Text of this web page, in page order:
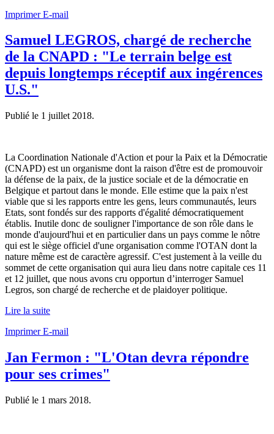
ImprimerE-mail
Samuel LEGROS, chargé de recherche
de la CNAPD : "Le terrain belge est
depuis longtemps réceptif aux ingérences
U.S."
Publié le 1 juillet 2018.
La Coordination Nationale d'Action et pour la Paix et la Démocratie
(CNAPD) est un organisme dont la raison d'être est de promouvoir
la défense de la paix, de la justice sociale et de la démocratie en
Belgique et partout dans le monde. Elle estime que la paix n'est
viable que si les rapports entre les gens, leurs communautés, leurs
Etats, sont fondés sur des rapports d'égalité démocratiquement
établis. Inutile donc de souligner l'importance de son rôle dans le
monde d'aujourd'hui et en particulier dans un pays comme le nôtre
qui est le siège officiel d'une organisation comme l'OTAN dont la
nature même est de caractère agressif. C'est justement à la veille du
sommet de cette organisation qui aura lieu dans notre capitale ces 11
et 12 juillet, que nous avons cru opportun d’interroger Samuel
Legros, son chargé de recherche et de plaidoyer politique.
Lire la suite
ImprimerE-mail
Jan Fermon : "L'Otan devra répondre
pour ses crimes"
Publié le 1 mars 2018.